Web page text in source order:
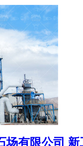
场有限公司 新